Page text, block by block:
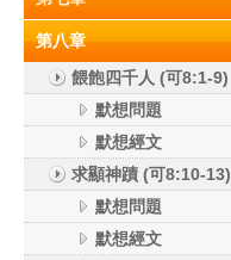
第八章
餵飽四千人 (可8:1-9)
默想問題
默想經文
求顯神蹟 (可8:10-13)
默想問題
默想經文